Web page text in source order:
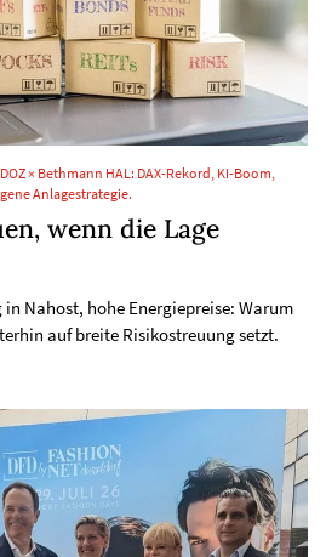
× Bethmann HAL: DAX-Rekord, KI-Boom,
Anlagestrategie.
wenn die Lage
in Nahost, hohe Energiepreise: Warum
auf breite Risikostreuung setzt.